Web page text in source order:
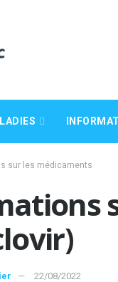
sur les médicaments
22/08/2022